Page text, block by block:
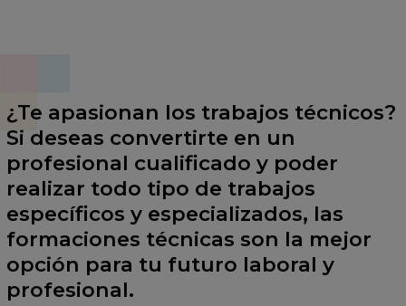
¿Te apasionan los trabajos técnicos?
Si deseas convertirte en un
profesional cualificado y poder
realizar todo tipo de trabajos
específicos y especializados, las
formaciones técnicas son la mejor
opción para tu futuro laboral y
profesional.